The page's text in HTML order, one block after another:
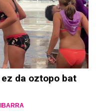
da oztopo bat
IBARRA